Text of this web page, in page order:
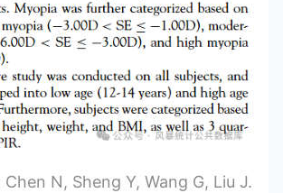
Chen N, Sheng Y, Wang G, Liu J.